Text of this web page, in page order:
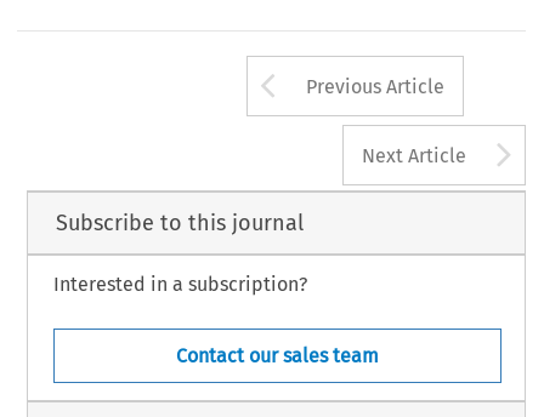
Arrow button
Previous Article
Next Article
Subscribe to this journal
Interested in a subscription?
Contact our sales team